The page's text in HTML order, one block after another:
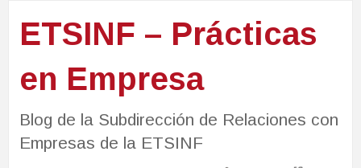
ETSINF – Prácticas
en Empresa
Blog de la Subdirección de Relaciones con
Empresas de la ETSINF